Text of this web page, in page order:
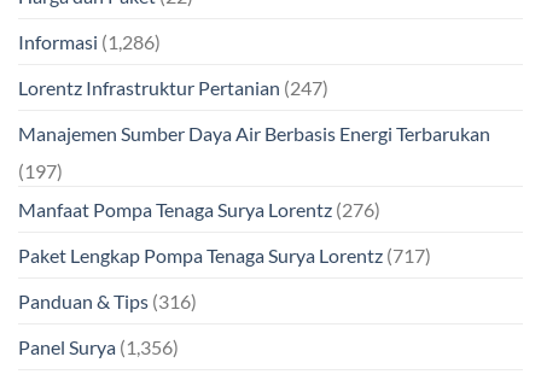
Informasi (1,286)
Lorentz Infrastruktur Pertanian (247)
Manajemen Sumber Daya Air Berbasis Energi Terbarukan
(197)
Manfaat Pompa Tenaga Surya Lorentz (276)
Paket Lengkap Pompa Tenaga Surya Lorentz (717)
Panduan & Tips (316)
Panel Surya (1,356)